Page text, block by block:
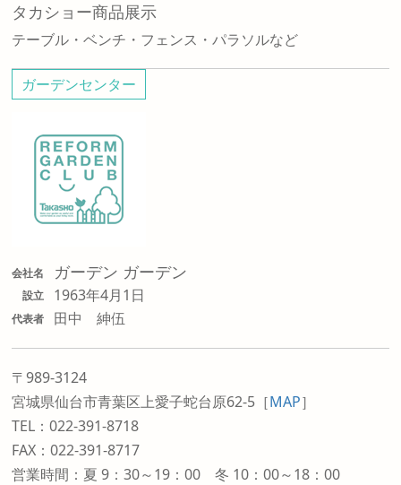
ガーデンセンター
会社名 ガーデン ガーデン
設立 1963年4月1日
代表者 田中 紳伍
〒989-3124
宮城県仙台市青葉区上愛子蛇台原62-5 ［MAP］
TEL：022-391-8718
FAX：022-391-8717
営業時間：夏 9：30～19：00 冬 10：00～18：00
タカショー商品展示
テーブル・ベンチ・フェンス・パラソルなど